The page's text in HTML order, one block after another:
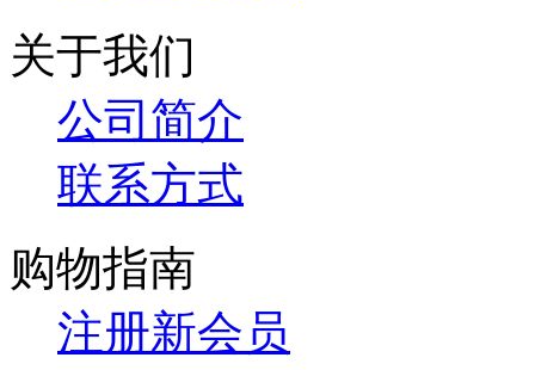
关于我们
公司简介
联系方式
购物指南
注册新会员